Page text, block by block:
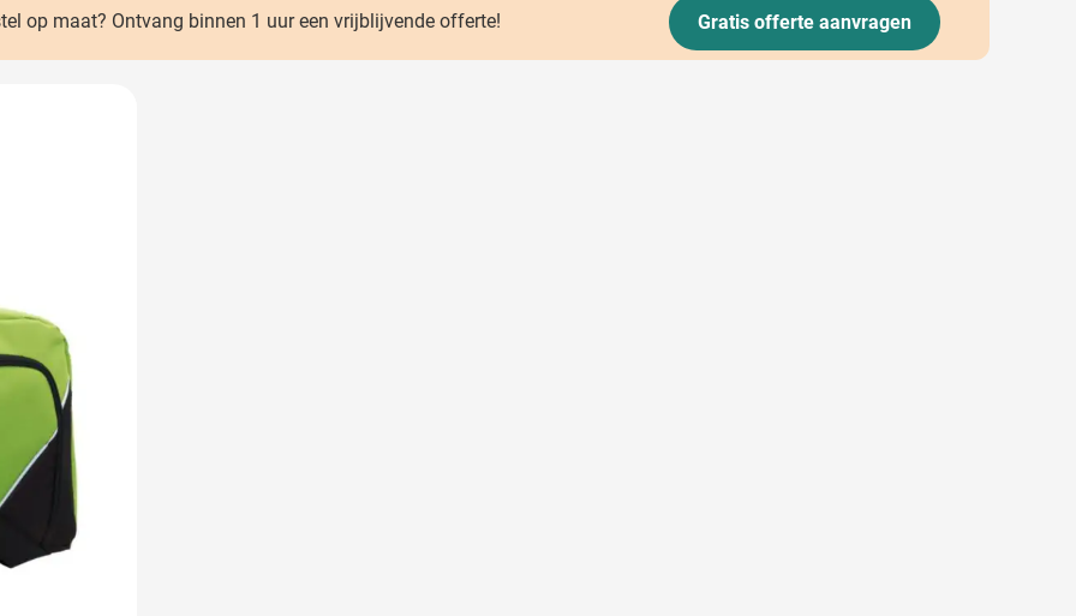
categorie
categorie
& Keuken categorie
& Veiligheid categorie
& Vrije tijd categorie
& Kids categorie
categorie
& thema's categorie
op maat? Ontvang binnen 1 uur een vrijblijvende offerte! Gratis offerte aanvragen